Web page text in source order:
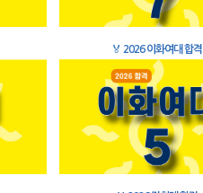
🏅 2026 이화여대 합격